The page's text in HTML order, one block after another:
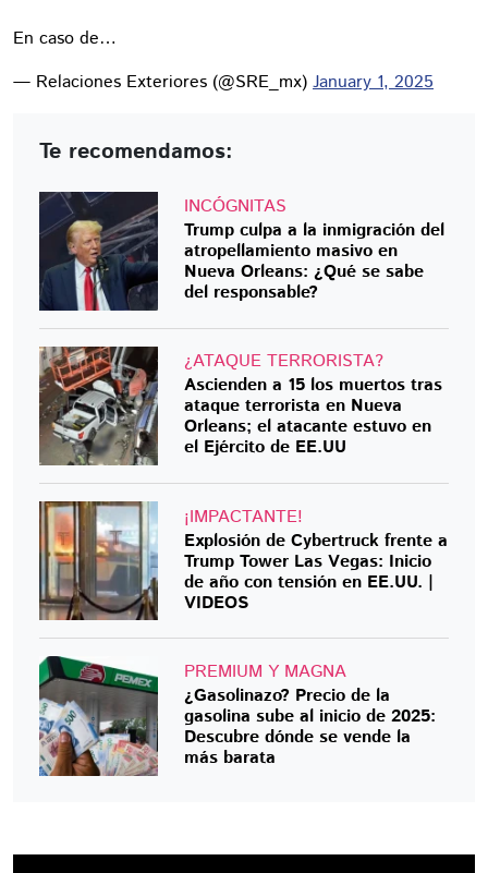
En caso de…
— Relaciones Exteriores (@SRE_mx) January 1, 2025
Te recomendamos:
INCÓGNITAS
Trump culpa a la inmigración del
atropellamiento masivo en
Nueva Orleans: ¿Qué se sabe
del responsable?
¿ATAQUE TERRORISTA?
Ascienden a 15 los muertos tras
ataque terrorista en Nueva
Orleans; el atacante estuvo en
el Ejército de EE.UU
¡IMPACTANTE!
Explosión de Cybertruck frente a
Trump Tower Las Vegas: Inicio
de año con tensión en EE.UU. |
VIDEOS
PREMIUM Y MAGNA
¿Gasolinazo? Precio de la
gasolina sube al inicio de 2025:
Descubre dónde se vende la
más barata